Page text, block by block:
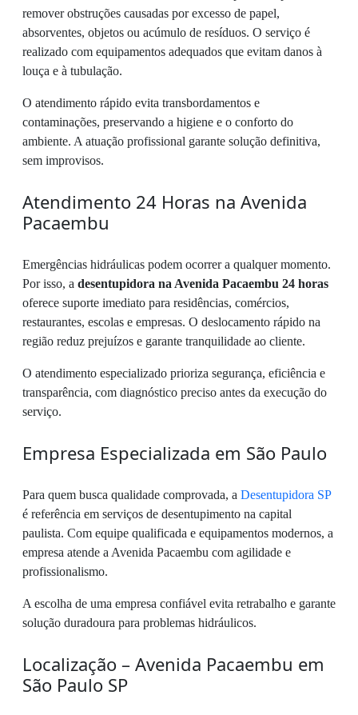
remover obstruções causadas por excesso de papel,
absorventes, objetos ou acúmulo de resíduos. O serviço é
realizado com equipamentos adequados que evitam danos à
louça e à tubulação.
O atendimento rápido evita transbordamentos e
contaminações, preservando a higiene e o conforto do
ambiente. A atuação profissional garante solução definitiva,
sem improvisos.
Atendimento 24 Horas na Avenida
Pacaembu
Emergências hidráulicas podem ocorrer a qualquer momento.
Por isso, a desentupidora na Avenida Pacaembu 24 horas
oferece suporte imediato para residências, comércios,
restaurantes, escolas e empresas. O deslocamento rápido na
região reduz prejuízos e garante tranquilidade ao cliente.
O atendimento especializado prioriza segurança, eficiência e
transparência, com diagnóstico preciso antes da execução do
serviço.
Empresa Especializada em São Paulo
Para quem busca qualidade comprovada, a Desentupidora SP
é referência em serviços de desentupimento na capital
paulista. Com equipe qualificada e equipamentos modernos, a
empresa atende a Avenida Pacaembu com agilidade e
profissionalismo.
A escolha de uma empresa confiável evita retrabalho e garante
solução duradoura para problemas hidráulicos.
Localização – Avenida Pacaembu em
São Paulo SP